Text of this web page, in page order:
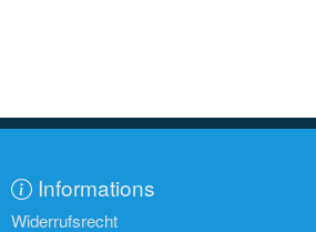
Informations
Widerrufsrecht